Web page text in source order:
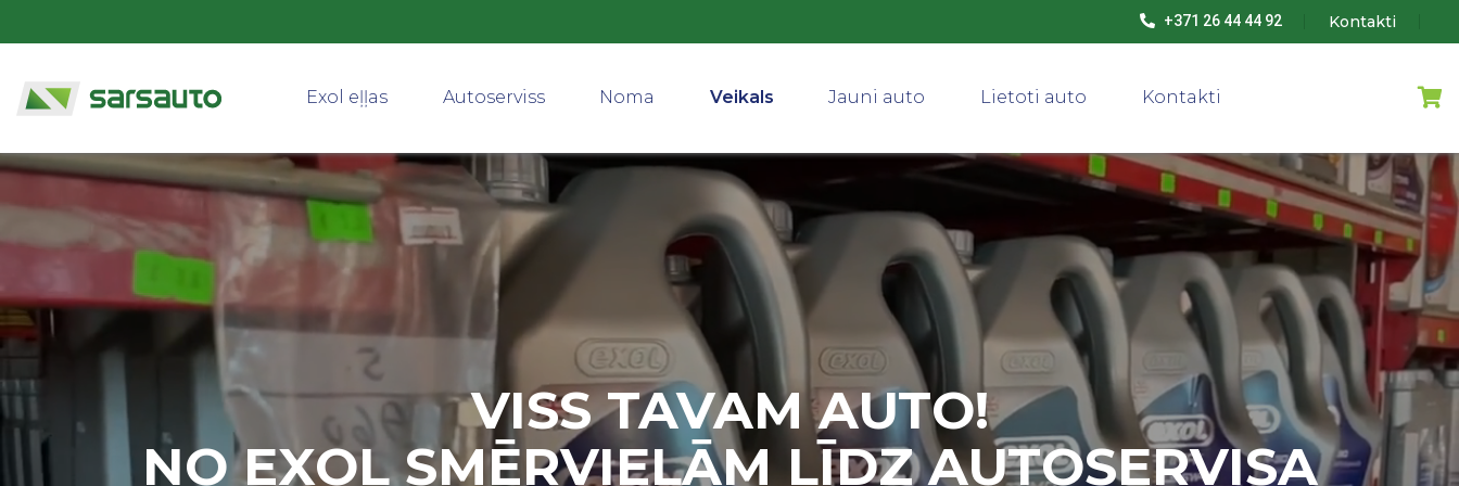
Exol eļļas Autoserviss Noma Veikals Jauni auto Lietoti auto Kontakti
Kontakti
+371 26 44 44 92
VISS TAVAM AUTO!
NO EXOL SMĒRVIELĀM LĪDZ AUTOSERVISA